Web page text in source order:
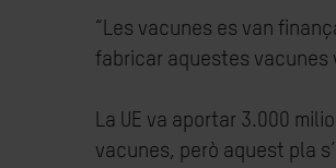
“Les vacunes es van
fabricar aquestes vacunes
La UE va aportar 3.000
vacunes, però aquest pla